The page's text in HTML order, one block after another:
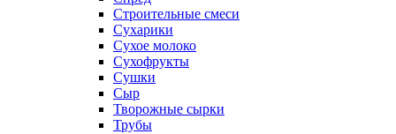
Строительные смеси
Сухарики
Сухое молоко
Сухофрукты
Сушки
Сыр
Творожные сырки
Трубы